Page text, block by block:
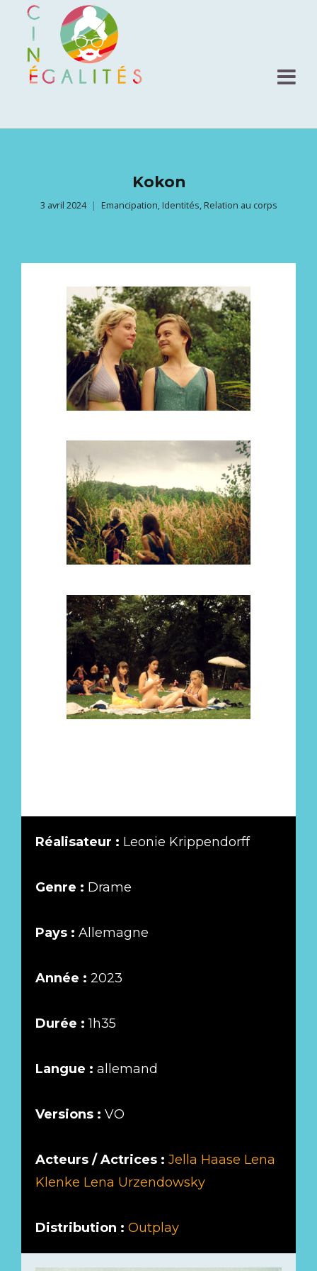
Kokon
3 avril 2024 Emancipation, Identités, Relation au corps
Réalisateur : Leonie Krippendorff
Genre : Drame
Pays : Allemagne
Année : 2023
Durée :1h35
Langue : allemand
Versions : VO
Acteurs / Actrices : Jella Haase Lena
Klenke Lena Urzendowsky
Distribution : Outplay